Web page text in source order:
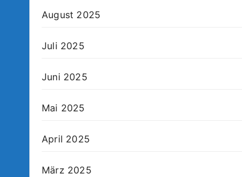
August 2025
Juli 2025
Juni 2025
Mai 2025
April 2025
März 2025